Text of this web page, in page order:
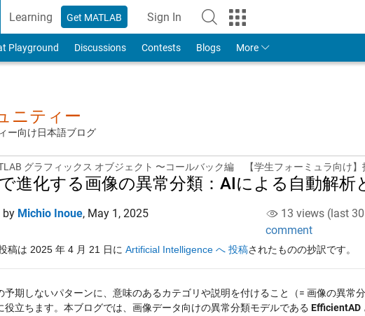
Learning Get MATLAB Sign In
to Your MathWorks Account
Playground Discussions Contests Blogs More
ニティー
ー向け日本語ブログ
グラフィックス オブジェクト 〜コールバック編 【学生フォーミュラ向け
進化する画像の異常分類：AIによる自動解析
by Michio Inoue, May 1, 2025 13 views (last
comment
稿は 2025 年 4 月 21 日に Artificial Intelligence へ 投稿されたものの抄訳です。
予期しないパターンに、意味のあるカテゴリや説明を付けること（= 画像の異常
役立ちます。本ブログでは、画像データ向けの異常分類モデルである EfficientAD